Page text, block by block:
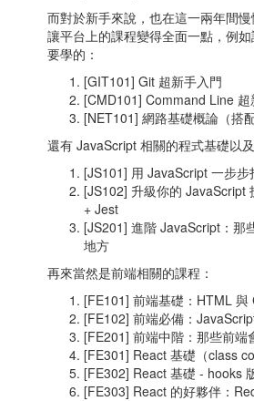
而對於新手來說，也在這一兩年間
讓平台上的課程變得全面一點，例
要學的：
[GIT101] Git 超新手入門
[CMD101] Command Line 超
[NET101] 網路基礎概論（搭
還有 JavaScript 相關的程式基礎以
[JS101] 用 JavaScript 一步步
[JS102] 升級你的 JavaScript
+ Jest
[JS201] 進階 JavaScript：那
地方
再來當然是前端相關的課程：
[FE101] 前端基礎：HTML 與
[FE102] 前端必備：
[FE201] 前端中階：那些前端
[FE301] React 基礎（class
[FE302] React 基礎 - hooks
[FE303] React 的好夥伴：